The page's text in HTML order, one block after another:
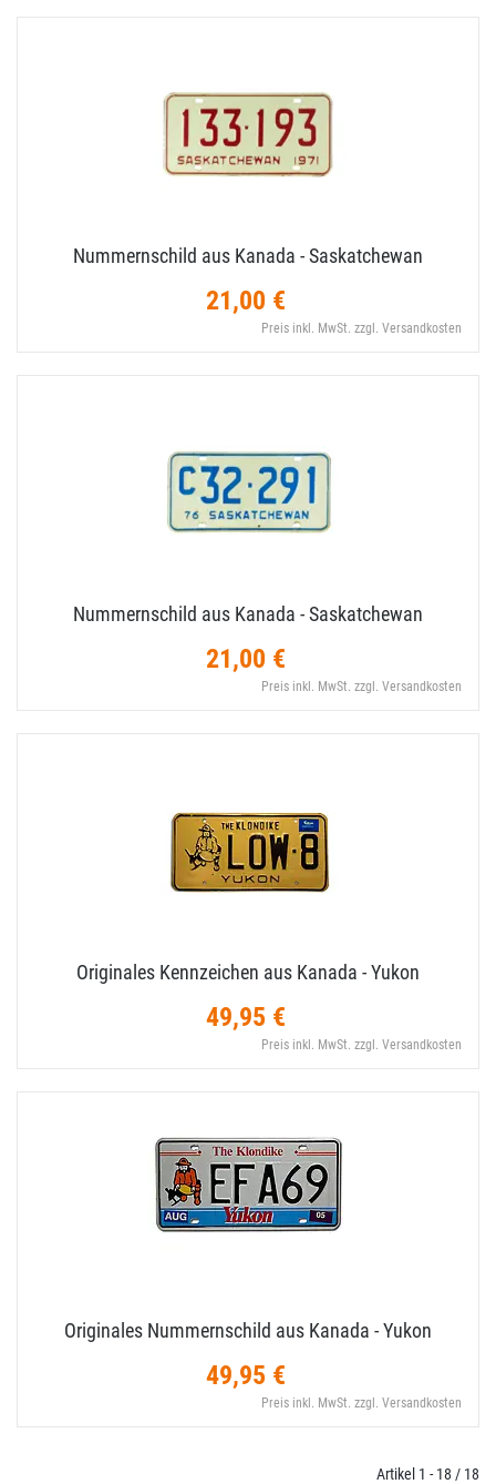
Nummernschild aus Kanada - Saskatchewan
21,00 €
Preis inkl. MwSt. zzgl. Versandkosten
Nummernschild aus Kanada - Saskatchewan
21,00 €
Preis inkl. MwSt. zzgl. Versandkosten
Originales Kennzeichen aus Kanada - Yukon
49,95 €
Preis inkl. MwSt. zzgl. Versandkosten
Originales Nummernschild aus Kanada - Yukon
49,95 €
Preis inkl. MwSt. zzgl. Versandkosten
Artikel 1 - 18 / 18